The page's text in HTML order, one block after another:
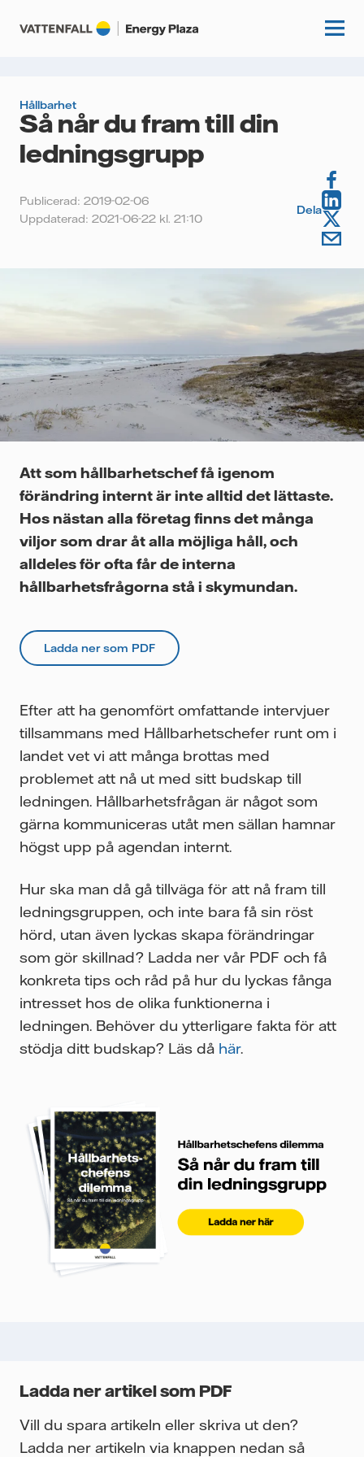
Start
Kunskapshubb
Fördjupning
Artiklar
Videor
Podcasts
Vattenfall.se
Hållbarhet
Så når du fram till din
ledningsgrupp
Publicerad: 2019-02-06
Uppdaterad: 2021-06-22 kl. 21:10
Dela
Att som hållbarhetschef få igenom
förändring internt är inte alltid det lättaste.
Hos nästan alla företag finns det många
viljor som drar åt alla möjliga håll, och
alldeles för ofta får de interna
hållbarhetsfrågorna stå i skymundan.
Ladda ner som PDF
Efter att ha genomfört omfattande intervjuer
tillsammans med Hållbarhetschefer runt om i
landet vet vi att många brottas med
problemet att nå ut med sitt budskap till
ledningen. Hållbarhetsfrågan är något som
gärna kommuniceras utåt men sällan hamnar
högst upp på agendan internt.
Hur ska man då gå tillväga för att nå fram till
ledningsgruppen, och inte bara få sin röst
hörd, utan även lyckas skapa förändringar
som gör skillnad? Ladda ner vår PDF och få
konkreta tips och råd på hur du lyckas fånga
intresset hos de olika funktionerna i
ledningen. Behöver du ytterligare fakta för att
stödja ditt budskap? Läs då här.
Ladda ner artikel som PDF
Vill du spara artikeln eller skriva ut den?
Ladda ner artikeln via knappen nedan så